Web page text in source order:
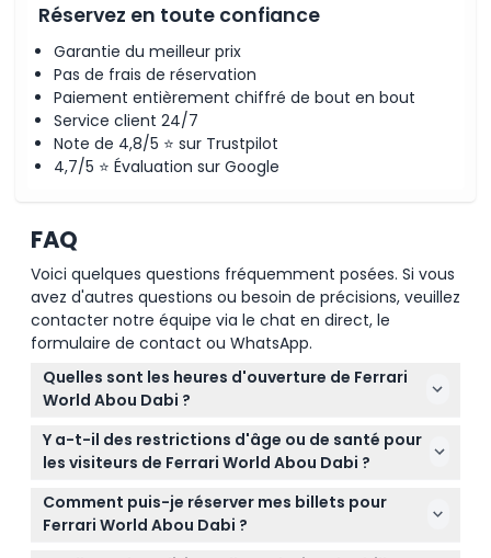
Réservez en toute confiance
Garantie du meilleur prix
Pas de frais de réservation
Paiement entièrement chiffré de bout en bout
Service client 24/7
Note de 4,8/5 ⭐ sur Trustpilot
4,7/5 ⭐ Évaluation sur Google
FAQ
Voici quelques questions fréquemment posées. Si vous
avez d'autres questions ou besoin de précisions, veuillez
contacter notre équipe via le chat en direct, le
formulaire de contact ou WhatsApp.
Quelles sont les heures d'ouverture de Ferrari
World Abou Dabi ?
Ferrari World Abou Dabi est généralement ouvert
tous les jours de 10h00 à 20h00, mais les horaires
week-ends ou les jours fériés. Il est préférable de
vérifier les heures d'ouverture actuelles sur ce site
Y a-t-il des restrictions d'âge ou de santé pour
les visiteurs de Ferrari World Abou Dabi ?
Les enfants âgés de 3 ans et moins entrent
gratuitement mais doivent être accompagnés d'un
Comment puis-je réserver mes billets pour
Ferrari World Abou Dabi ?
Vous pouvez facilement réserver vos billets en ligne